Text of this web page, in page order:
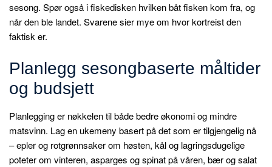
sesong. Spør også i fiskedisken hvilken båt fisken kom fra, og
når den ble landet. Svarene sier mye om hvor kortreist den
faktisk er.
Planlegg sesongbaserte måltider
og budsjett
Planlegging er nøkkelen til både bedre økonomi og mindre
matsvinn. Lag en ukemeny basert på det som er tilgjengelig nå
– epler og rotgrønnsaker om høsten, kål og lagringsdugelige
poteter om vinteren, asparges og spinat på våren, bær og salat